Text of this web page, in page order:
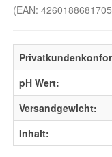
(EAN: 4260188681705
pH Wert:
Versandgewicht:
Inhalt: